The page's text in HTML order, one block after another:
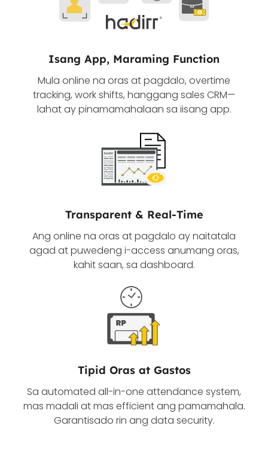
Isang App, Maraming Function
Mula online na oras at pagdalo, overtime
tracking, work shifts, hanggang sales CRM—
lahat ay pinamamahalaan sa iisang app.
Transparent & Real-Time
Ang online na oras at pagdalo ay naitatala
agad at puwedeng i-access anumang oras,
kahit saan, sa dashboard.
Tipid Oras at Gastos
Sa automated all-in-one attendance system,
mas madali at mas efficient ang pamamahala.
Garantisado rin ang data security.